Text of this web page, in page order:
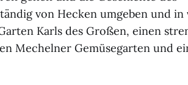
von Hecken umgeben und in
Karls des Großen, einen
Mechelner Gemüsegarten und